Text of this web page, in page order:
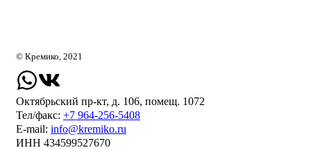
© Кремико, 2021
Октябрьский пр-кт, д. 106, помещ. 1072
Тел/факс: +7 964-256-5408
Е-mail: info@kremiko.ru
ИНН 434599527670